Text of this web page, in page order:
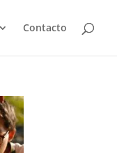
Contacto